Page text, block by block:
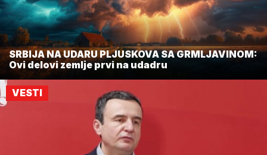
SRBIJA NA UDARU PLJUSKOVA SA GRMLJAVINOM:
Ovi delovi zemlje prvi na udadru
VESTI